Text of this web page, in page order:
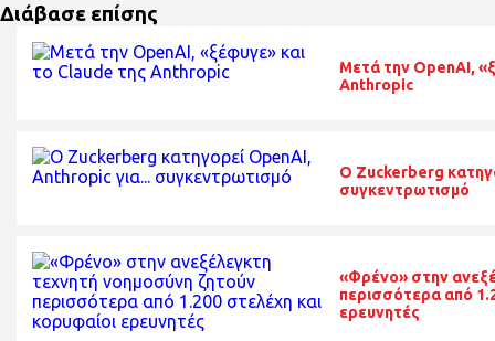
Διάβασε επίσης
Μετά την OpenAI,
Anthropic
O Zuckerberg
συγκεντρωτισμό
«Φρένο» στην
περισσότερα από
ερευνητές